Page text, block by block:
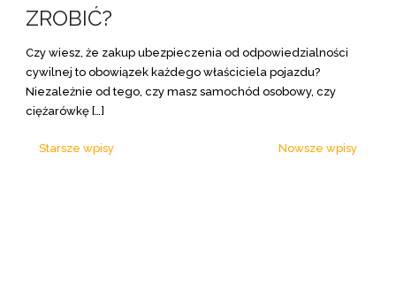
ZROBIĆ?
Czy wiesz, że zakup ubezpieczenia od odpowiedzialności
cywilnej to obowiązek każdego właściciela pojazdu?
Niezależnie od tego, czy masz samochód osobowy, czy
ciężarówkę […]
Nawigacja
Starsze wpisy Nowsze wpisy